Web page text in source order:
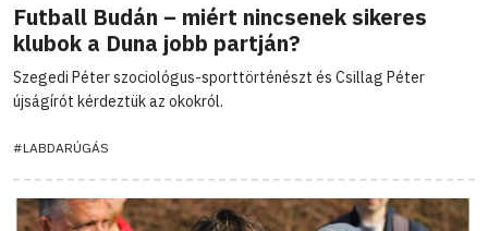
Futball Budán – miért nincsenek sikeres
klubok a Duna jobb partján?
Szegedi Péter szociológus-sporttörténészt és Csillag Péter
újságírót kérdeztük az okokról.
#LABDARÚGÁS